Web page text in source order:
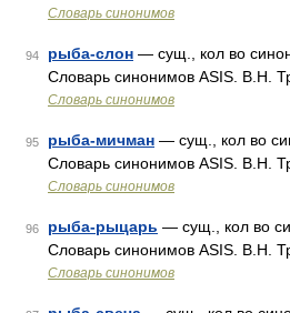
Словарь синонимов
94 рыба-слон — сущ., кол во
Словарь синонимов ASIS. В.Н.
Словарь синонимов
95 рыба-мичман — сущ., кол во
Словарь синонимов ASIS. В.Н.
Словарь синонимов
96 рыба-рыцарь — сущ., кол во
Словарь синонимов ASIS. В.Н.
Словарь синонимов